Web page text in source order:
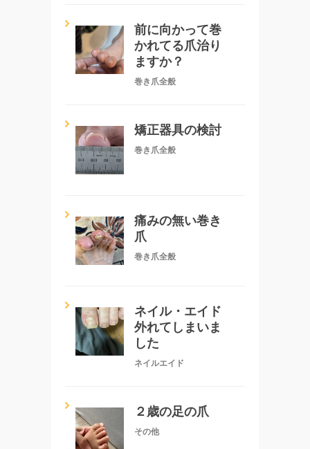
前に向かって巻
かれてる爪治り
ますか？
巻き爪全般
矯正器具の検討
巻き爪全般
痛みの無い巻き
爪
巻き爪全般
ネイル・エイド
外れてしまいま
した
ネイルエイド
２歳の足の爪
その他